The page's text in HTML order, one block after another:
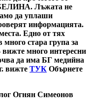
БЕЛИНА. Лъжата не
да уплаши
информацията.
Едно от тях
стара група за
много интересни
да има БГ медийна
вижте ТУК Обърнете
Огнян Симеонов